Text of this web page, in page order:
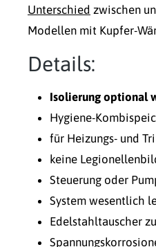
Unterschied zwischen
Modellen mit Kupfer-
Details:
Isolierung optional
Hygiene-
für Heizungs- und
keine
Steuerung oder
System wesentlich
Edelstahltauscher